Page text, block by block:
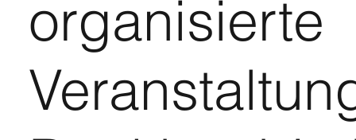
organisierte